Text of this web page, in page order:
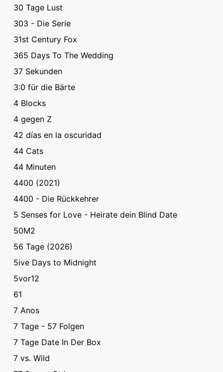
30 Tage Lust
303 - Die Serie
31st Century Fox
365 Days To The Wedding
37 Sekunden
3:0 für die Bärte
4 Blocks
4 gegen Z
42 días en la oscuridad
44 Cats
44 Minuten
4400 (2021)
4400 - Die Rückkehrer
5 Senses for Love - Heirate dein Blind Date
50M2
56 Tage (2026)
5ive Days to Midnight
5vor12
61
7 Anos
7 Tage - 57 Folgen
7 Tage Date In Der Box
7 vs. Wild